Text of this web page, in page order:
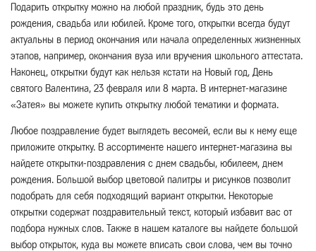
Подарить открытку можно на любой праздник, будь это день
рождения, свадьба или юбилей. Кроме того, открытки всегда будут
актуальны в период окончания или начала определенных жизненных
этапов, например, окончания вуза или вручения школьного аттестата.
Наконец, открытки будут как нельзя кстати на Новый год, День
святого Валентина, 23 февраля или 8 марта. В интернет-магазине
«Затея» вы можете купить открытку любой тематики и формата.
Любое поздравление будет выглядеть весомей, если вы к нему еще
приложите открытку. В ассортименте нашего интернет-магазина вы
найдете открытки-поздравления с днем свадьбы, юбилеем, днем
рождения. Большой выбор цветовой палитры и рисунков позволит
подобрать для себя подходящий вариант открытки. Некоторые
открытки содержат поздравительный текст, который избавит вас от
подбора нужных слов. Также в нашем каталоге вы найдете большой
выбор открыток, куда вы можете вписать свои слова, чем вы точно